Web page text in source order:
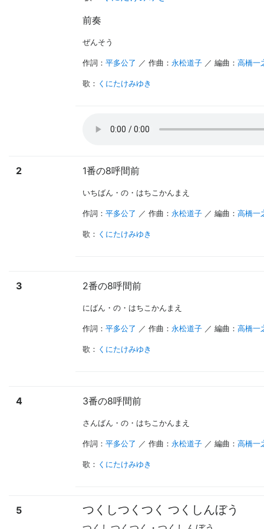
前奏
ぜんそう
作詞： 平多公了 ／ 作曲： 永松道子 ／ 編曲： 高橋一
歌 ： くにたけみゆき
2 1番の8呼間前
いちばん・の・はちこかんまえ
作詞： 平多公了 ／ 作曲： 永松道子 ／ 編曲： 高橋一
歌 ： くにたけみゆき
3 2番の8呼間前
にばん・の・はちこかんまえ
作詞： 平多公了 ／ 作曲： 永松道子 ／ 編曲： 高橋一
歌 ： くにたけみゆき
4 3番の8呼間前
さんばん・の・はちこかんまえ
作詞： 平多公了 ／ 作曲： 永松道子 ／ 編曲： 高橋一
歌 ： くにたけみゆき
5 つくしつくつく つくしんぼう